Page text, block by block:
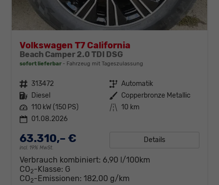
Volkswagen T7 California
Beach Camper 2.0 TDI DSG
sofort lieferbar Fahrzeug mit Tageszulassung
Fahrzeugnr. 313472 Getriebe Automatik
Kraftstoff Diesel Außenfarbe Copperbronze Metallic
Leistung 110 kW (150 PS) Kilometerstand 10 km
01.08.2026
63.310,– €
incl. 19% MwSt.
Details
Verbrauch kombiniert: 6,90 l/100km
CO2-Klasse: G
CO2-Emissionen: 182,00 g/km